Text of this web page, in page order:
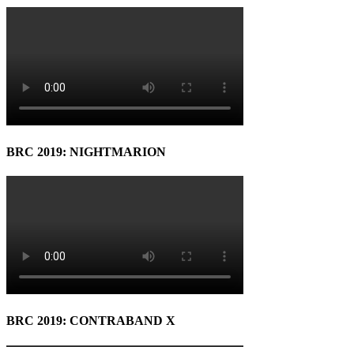
BRC 2019: NIGHTMARION
BRC 2019: CONTRABAND X